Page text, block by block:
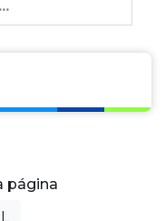
página